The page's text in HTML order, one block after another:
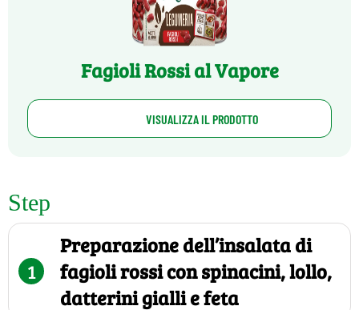
Fagioli Rossi al Vapore
VISUALIZZA IL PRODOTTO
Step
1
Preparazione dell’insalata di
fagioli rossi con spinacini, lollo,
datterini gialli e feta